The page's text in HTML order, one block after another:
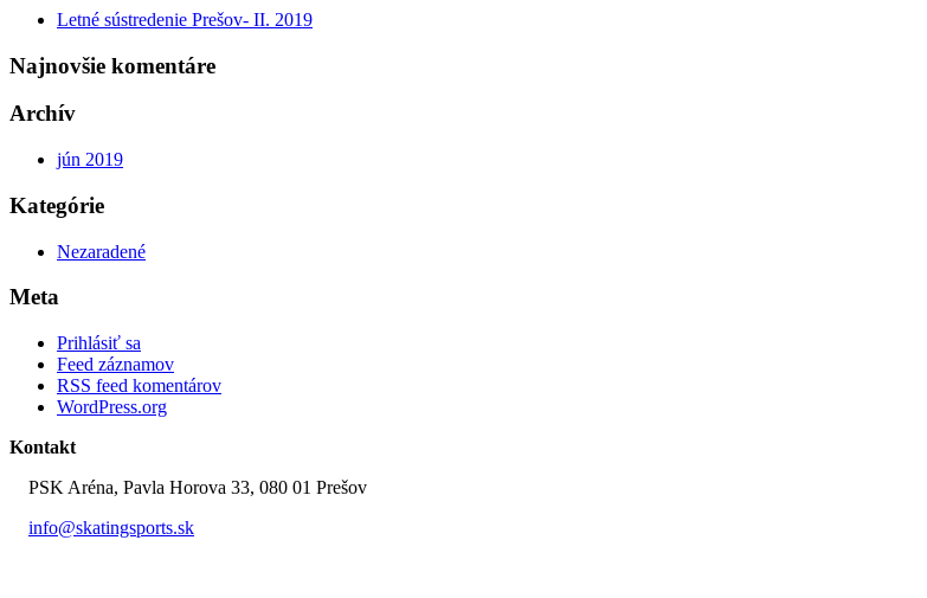
Letné sústredenie Prešov- II. 2019
Najnovšie komentáre
Archív
jún 2019
Kategórie
Nezaradené
Meta
Prihlásiť sa
Feed záznamov
RSS feed komentárov
WordPress.org
Kontakt
PSK Aréna, Pavla Horova 33, 080 01 Prešov
info@skatingsports.sk